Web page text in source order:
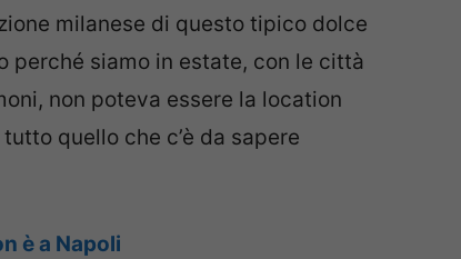
milanese di questo tipico dolce
perché siamo in estate, con le città
non poteva essere la location
tutto quello che c’è da sapere
è a Napoli